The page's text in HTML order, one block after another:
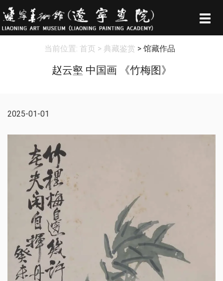
当前位置: 首页 > 典藏鉴赏 > 馆藏作品
赵云壑 中国画 《竹梅图》
2025-01-01